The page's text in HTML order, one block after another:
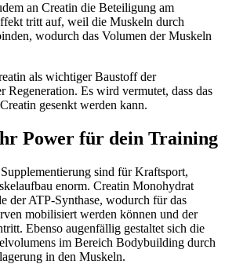
an Creatin die Beteiligung am
tritt auf, weil die Muskeln durch
wodurch das Volumen der Muskeln
als wichtiger Baustoff der
Regeneration. Es wird vermutet, dass das
gesenkt werden kann.
Power für dein Training
sind für Kraftsport,
enorm. Creatin Monohydrat
der ATP-Synthase, wodurch für das
mobilisiert werden können und der
Ebenso augenfällig gestaltet sich die
im Bereich Bodybuilding durch
in den Muskeln.